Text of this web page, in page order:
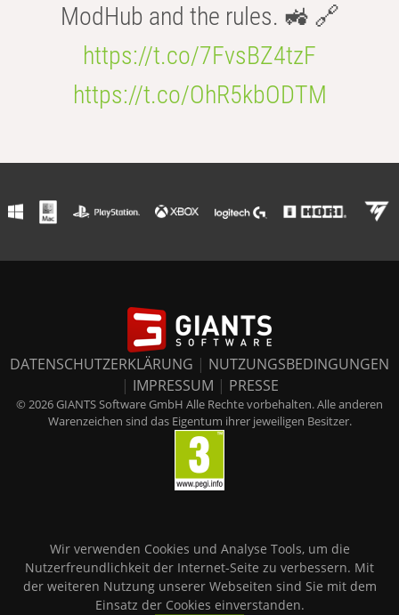
ModHub and the rules. 🚜 🔗
https://t.co/7FvsBZ4tzF
https://t.co/OhR5kbODTM
DATENSCHUTZERKLÄRUNG | NUTZUNGSBEDINGUNGEN
| IMPRESSUM | PRESSE
© 2026 GIANTS Software GmbH Alle Rechte vorbehalten. Alle anderen
Warenzeichen sind das Eigentum ihrer jeweiligen Besitzer.
Wir verwenden Cookies und Analyse Tools, um die
Nutzerfreundlichkeit der Internet-Seite zu verbessern. Mit
der weiteren Nutzung unserer Webseiten sind Sie mit dem
Einsatz der Cookies einverstanden.